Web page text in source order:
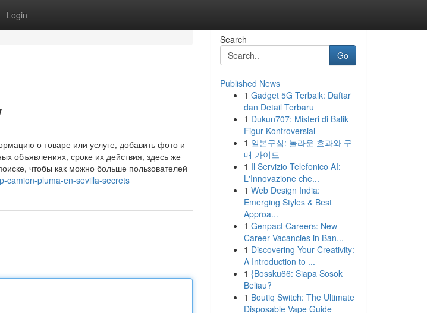
Login
о товаре или услуге, добавить фото и
объявлениях, сроке их действия, здесь же
чтобы как можно больше пользователей
camion-pluma-en-sevilla-secrets
Search
Go
Published News
1 Gadget 5G Terbaik: Daftar
dan Detail Terbaru
1 Dukun707: Misteri di Balik
Figur Kontroversial
1 일본구심: 놀라운 효과와 구
매 가이드
1 Il Servizio Telefonico AI:
L'Innovazione che...
1 Web Design India:
Emerging Styles & Best
Approa...
1 Genpact Careers: New
Career Vacancies in Ban...
1 Discovering Your Creativity:
A Introduction to ...
1 {Bossku66: Siapa Sosok
Beliau?
1 Boutiq Switch: The Ultimate
Disposable Vape Guide